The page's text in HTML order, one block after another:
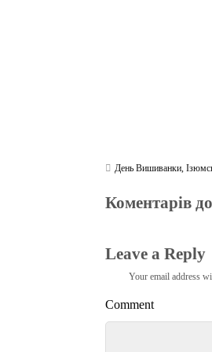
День Вишиванки ,
Коментарів
Leave a Reply
Your email address
Comment